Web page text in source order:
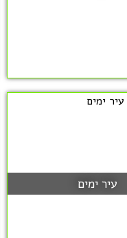
עיר ימים